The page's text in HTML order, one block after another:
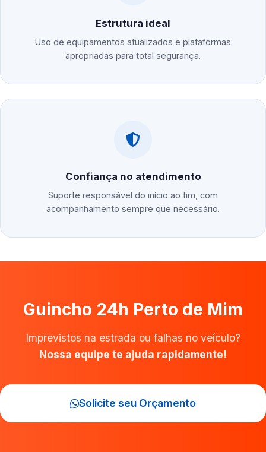
Estrutura ideal
Uso de equipamentos atualizados e plataformas
apropriadas para total segurança.
Confiança no atendimento
Suporte responsável do início ao fim, com
acompanhamento sempre que necessário.
Guincho 24h Perto de Mim
Imprevistos na estrada ou falhas no veículo?
Nossa equipe te ajuda rapidamente!
Solicite seu Orçamento